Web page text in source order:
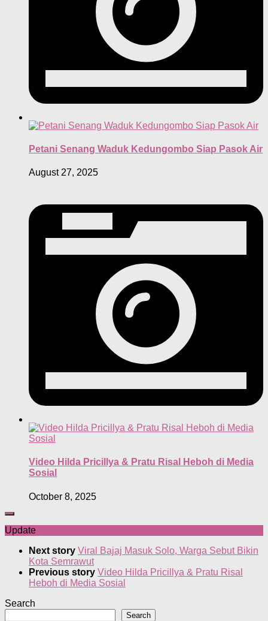
Petani Senang Waduk Kedungombo Siap Pasok Air
August 27, 2025
Video Hilda Pricillya & Pratu Risal Heboh di Media
Sosial
October 8, 2025
Update
Next story Viral Bajaj Masuk Solo, Warga Sebut Bikin
Kota Semrawut
Previous story Video Hilda Pricillya & Pratu Risal
Heboh di Media Sosial
Search
Search